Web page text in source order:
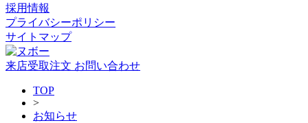
採用情報
プライバシーポリシー
サイトマップ
来店受取注文 お問い合わせ
TOP
>
お知らせ